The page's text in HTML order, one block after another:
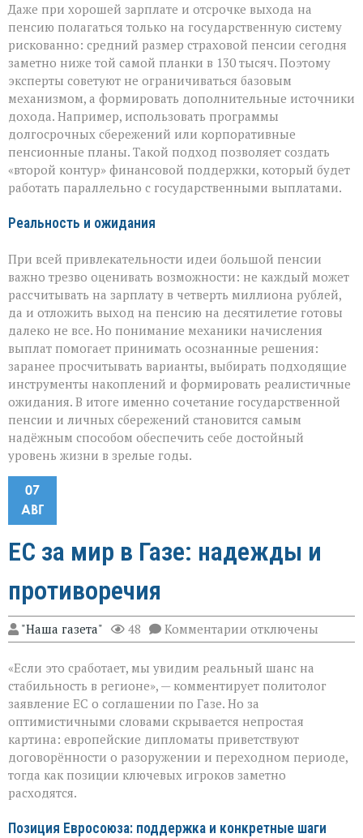
Даже при хорошей зарплате и отсрочке выхода на
пенсию полагаться только на государственную систему
рискованно: средний размер страховой пенсии сегодня
заметно ниже той самой планки в 130 тысяч. Поэтому
эксперты советуют не ограничиваться базовым
механизмом, а формировать дополнительные источники
дохода. Например, использовать программы
долгосрочных сбережений или корпоративные
пенсионные планы. Такой подход позволяет создать
«второй контур» финансовой поддержки, который будет
работать параллельно с государственными выплатами.
Реальность и ожидания
При всей привлекательности идеи большой пенсии
важно трезво оценивать возможности: не каждый может
рассчитывать на зарплату в четверть миллиона рублей,
да и отложить выход на пенсию на десятилетие готовы
далеко не все. Но понимание механики начисления
выплат помогает принимать осознанные решения:
заранее просчитывать варианты, выбирать подходящие
инструменты накоплений и формировать реалистичные
ожидания. В итоге именно сочетание государственной
пенсии и личных сбережений становится самым
надёжным способом обеспечить себе достойный
уровень жизни в зрелые годы.
07
АВГ
ЕС за мир в Газе: надежды и
противоречия
"Наша газета" 48 Комментарии к
записи
за
мир
Газе:
надежды
и
противоречия
отключены
«Если это сработает, мы увидим реальный шанс на
стабильность в регионе», — комментирует политолог
заявление ЕС о соглашении по Газе. Но за
оптимистичными словами скрывается непростая
картина: европейские дипломаты приветствуют
договорённости о разоружении и переходном периоде,
тогда как позиции ключевых игроков заметно
расходятся.
Позиция Евросоюза: поддержка и конкретные шаги